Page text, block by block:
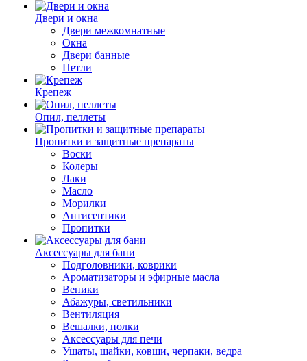
Двери и окна
Двери межкомнатные
Окна
Двери банные
Петли
Крепеж
Опил, пеллеты
Пропитки и защитные препараты
Воски
Колеры
Лаки
Масло
Морилки
Антисептики
Пропитки
Аксессуары для бани
Подголовники, коврики
Ароматизаторы и эфирные масла
Веники
Абажуры, светильники
Вентиляция
Вешалки, полки
Аксессуары для печи
Ушаты, шайки, ковши, черпаки, ведра